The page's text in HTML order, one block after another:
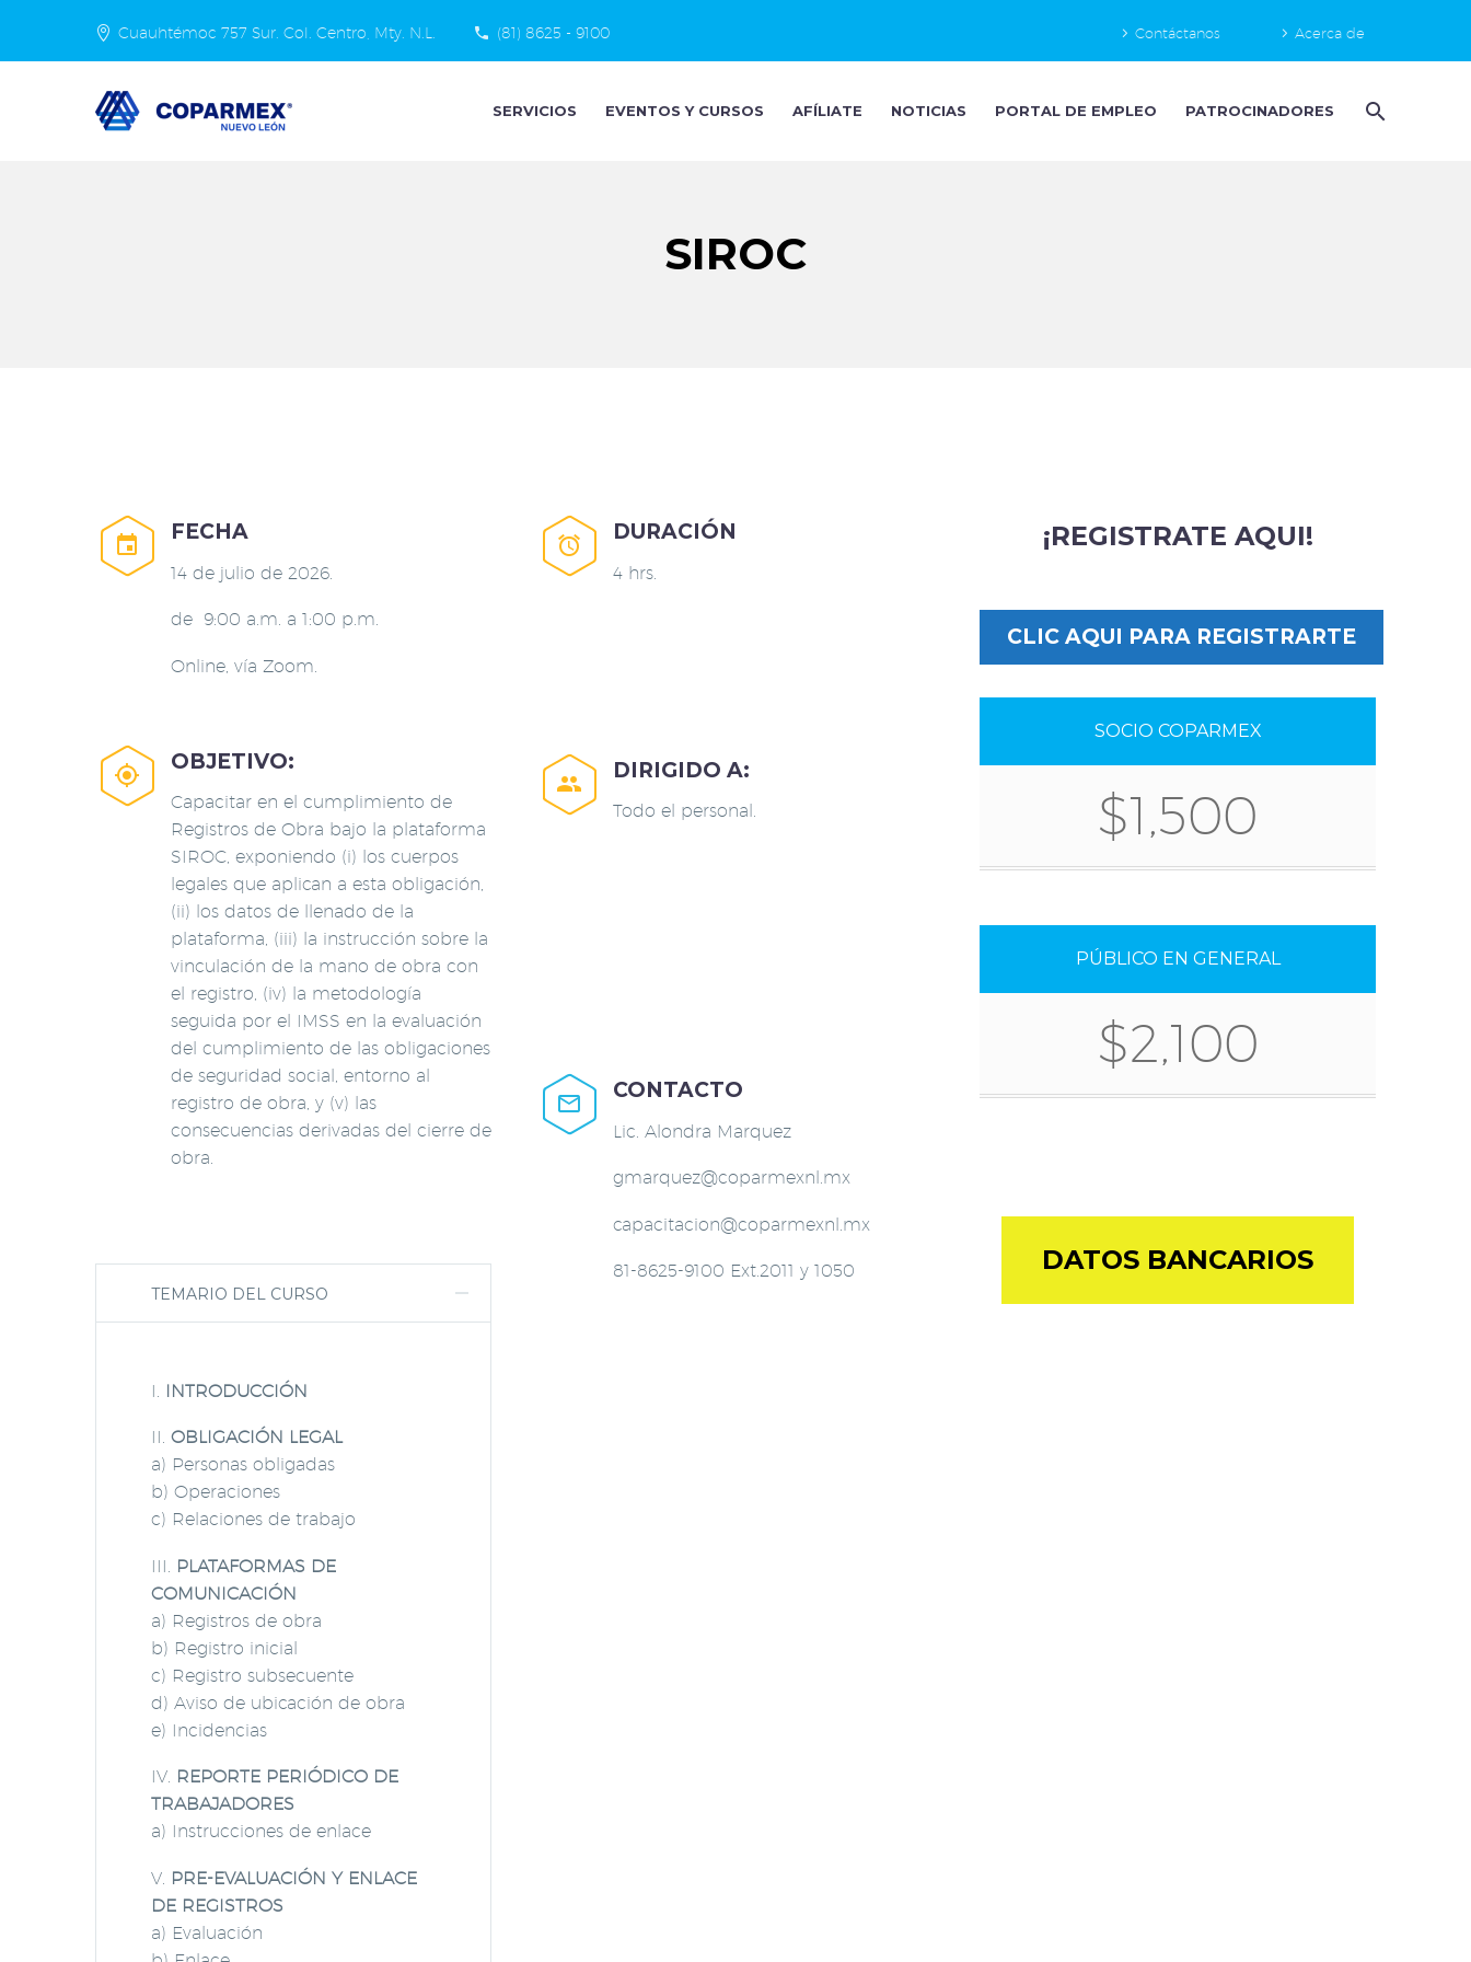
Cuauhtémoc 757 Sur. Col. Centro, Mty. N.L. (81) 8625 - 9100 Contáctanos Acerca de
SERVICIOS EVENTOS Y CURSOS AFÍLIATE NOTICIAS PORTAL DE EMPLEO PATROCINADORES
SIROC


FECHA
14 de julio de 2026.
de 9:00 a.m. a 1:00 p.m.
Online, vía Zoom.


OBJETIVO:
Capacitar en el cumplimiento de
Registros de Obra bajo la plataforma
SIROC, exponiendo (i) los cuerpos
legales que aplican a esta obligación,
(ii) los datos de llenado de la
plataforma, (iii) la instrucción sobre la
vinculación de la mano de obra con
el registro, (iv) la metodología
seguida por el IMSS en la evaluación
del cumplimiento de las obligaciones
de seguridad social, entorno al
registro de obra, y (v) las
consecuencias derivadas del cierre de
obra.
TEMARIO DEL CURSO
I. INTRODUCCIÓN
II. OBLIGACIÓN LEGAL
a) Personas obligadas
b) Operaciones
c) Relaciones de trabajo
III.
PLATAFORMAS DE
COMUNICACIÓN
a) Registros de obra
b) Registro inicial
c) Registro subsecuente
d) Aviso de ubicación de obra
e) Incidencias
IV. REPORTE PERIÓDICO DE
TRABAJADORES
a) Instrucciones de enlace
V. PRE-EVALUACIÓN Y ENLACE
DE REGISTROS
a) Evaluación


DURACIÓN
4 hrs.


DIRIGIDO A:
Todo el personal.


CONTACTO
Lic. Alondra Marquez
gmarquez@coparmexnl.mx
capacitacion@coparmexnl.mx
81-8625-9100 Ext.2011 y 1050
¡REGISTRATE AQUI!
CLIC AQUI PARA REGISTRARTE
SOCIO COPARMEX
$1,500
PÚBLICO EN GENERAL
$2,100
DATOS BANCARIOS